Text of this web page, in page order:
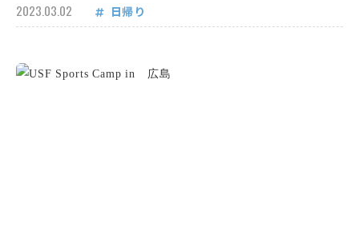
2023.03.02 日帰り